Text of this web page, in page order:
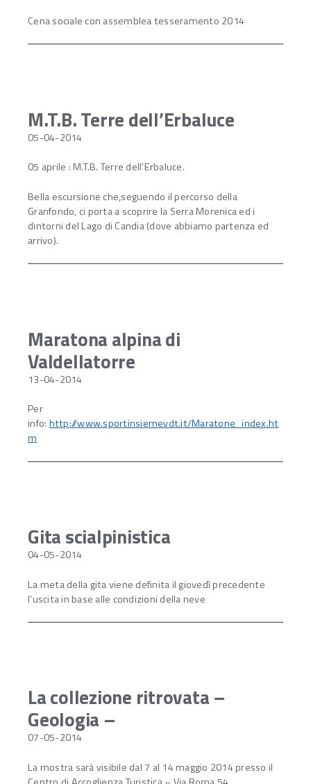
Cena sociale con assemblea tesseramento 2014
M.T.B. Terre dell’Erbaluce
05-04-2014
05 aprile : M.T.B. Terre dell’Erbaluce.
Bella escursione che,seguendo il percorso della
Granfondo, ci porta a scoprire la Serra Morenica ed i
dintorni del Lago di Candia (dove abbiamo partenza ed
arrivo).
Maratona alpina di
Valdellatorre
13-04-2014
Per
info: http://www.sportinsiemevdt.it/Maratone_index.ht
m
Gita scialpinistica
04-05-2014
La meta della gita viene definita il giovedì precedente
l’uscita in base alle condizioni della neve
La collezione ritrovata –
Geologia –
07-05-2014
La mostra sarà visibile dal 7 al 14 maggio 2014 presso il